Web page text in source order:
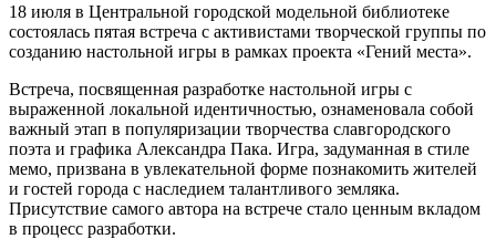
18 июля в Центральной городской модельной библиотеке
состоялась пятая встреча с активистами творческой группы по
созданию настольной игры в рамках проекта «Гений места».
Встреча, посвященная разработке настольной игры с
выраженной локальной идентичностью, ознаменовала собой
важный этап в популяризации творчества славгородского
поэта и графика Александра Пака. Игра, задуманная в стиле
мемо, призвана в увлекательной форме познакомить жителей
и гостей города с наследием талантливого земляка.
Присутствие самого автора на встрече стало ценным вкладом
в процесс разработки.